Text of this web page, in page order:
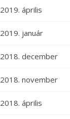
2019. április
2019. január
2018. december
2018. november
2018. április